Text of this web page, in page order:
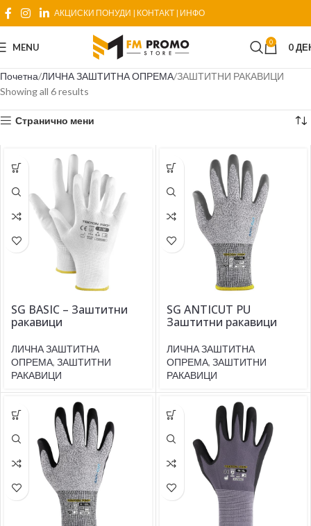
АКЦИСКИ ПОНУДИ | КОНТАКТ| ИНФО
MENU 0 0
Почетна ЛИЧНА ЗАШТИТНА ОПРЕМА ЗАШТИТНИ РАКАВИЦИ
Showing all 6 results
Странично мени
SG BASIC – Заштитни
ракавици
ЛИЧНА ЗАШТИТНА
ОПРЕМА, ЗАШТИТНИ
РАКАВИЦИ
SG ANTICUT PU
Заштитни ракавици
ЛИЧНА ЗАШТИТНА
ОПРЕМА, ЗАШТИТНИ
РАКАВИЦИ